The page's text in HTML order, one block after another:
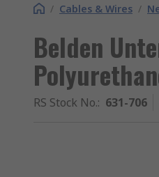
/ Cables & Wires /
Belden
RS Stock No.: 631-706